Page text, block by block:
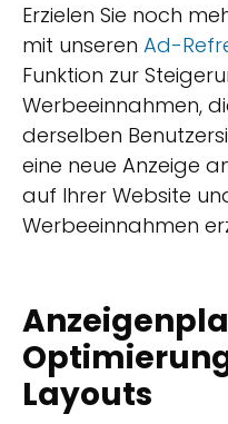
Erzielen Sie noch
mit unseren Ad-
Funktion zur
Werbeeinnahmen,
derselben
eine neue Anzeige
auf Ihrer Website
Werbeeinnahmen
Layouts